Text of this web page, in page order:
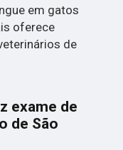
em gatos
oferece
de
exame de
de São